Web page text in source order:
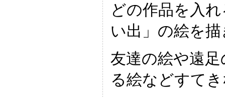
どの作品を入
い出」の絵を
友達の絵や遠
る絵などすて